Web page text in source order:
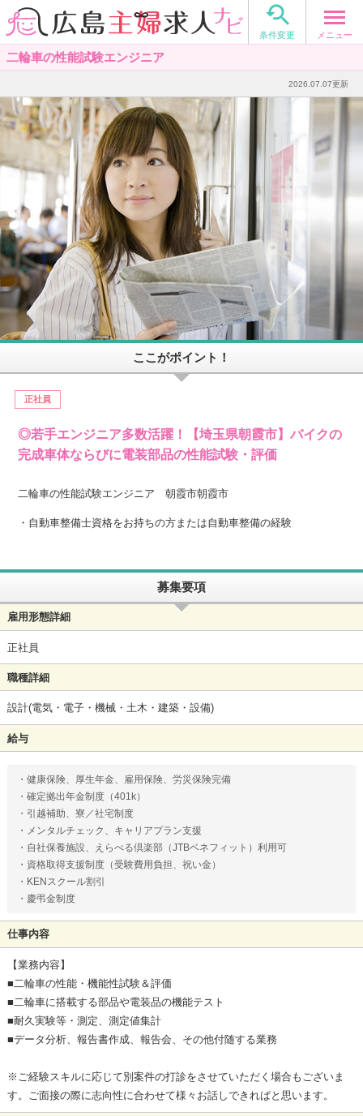

条件変更 メニュー
二輪車の性能試験エンジニア
2026.07.07更新
ここがポイント！
正社員
◎若手エンジニア多数活躍！【埼玉県朝霞市】バイクの
完成車体ならびに電装部品の性能試験・評価
二輪車の性能試験エンジニア 朝霞市朝霞市
・自動車整備士資格をお持ちの方または自動車整備の経験
募集要項
雇用形態詳細
正社員
職種詳細
設計(電気・電子・機械・土木・建築・設備)
給与
・健康保険、厚生年金、雇用保険、労災保険完備
・確定拠出年金制度（401k）
・引越補助、寮／社宅制度
・メンタルチェック、キャリアプラン支援
・自社保養施設、えらべる倶楽部（JTBベネフィット）利用可
・資格取得支援制度（受験費用負担、祝い金）
・KENスクール割引
・慶弔金制度
仕事内容
【業務内容】
■二輪車の性能・機能性試験＆評価
■二輪車に搭載する部品や電装品の機能テスト
■耐久実験等・測定、測定値集計
■データ分析、報告書作成、報告会、その他付随する業務
※ご経験スキルに応じて別案件の打診をさせていただく場合もございま
す。ご面接の際に志向性に合わせて様々お話しできればと思います。